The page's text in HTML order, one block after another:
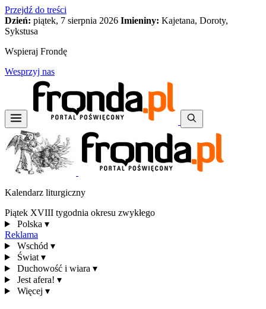
Przejdź do treści
Dzień: piątek, 7 sierpnia 2026 Imieniny: Kajetana, Doroty,
Sykstusa
Wspieraj Frondę
Wesprzyj nas
Kalendarz liturgiczny
Piątek XVIII tygodnia okresu zwykłego
Polska ▾
Reklama
Wschód ▾
Świat ▾
Duchowość i wiara ▾
Jest afera! ▾
Więcej ▾